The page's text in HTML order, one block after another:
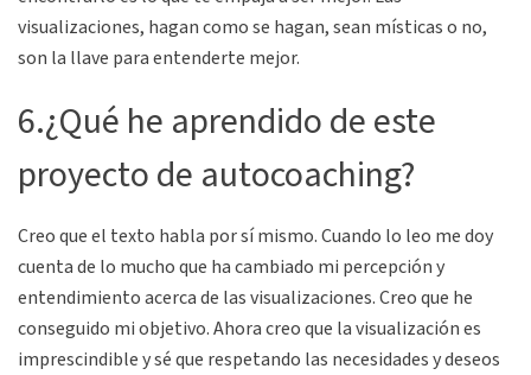
visualizaciones, hagan como se hagan, sean místicas o no,
son la llave para entenderte mejor.
6.¿Qué he aprendido de este
proyecto de autocoaching?
Creo que el texto habla por sí mismo. Cuando lo leo me doy
cuenta de lo mucho que ha cambiado mi percepción y
entendimiento acerca de las visualizaciones. Creo que he
conseguido mi objetivo. Ahora creo que la visualización es
imprescindible y sé que respetando las necesidades y deseos